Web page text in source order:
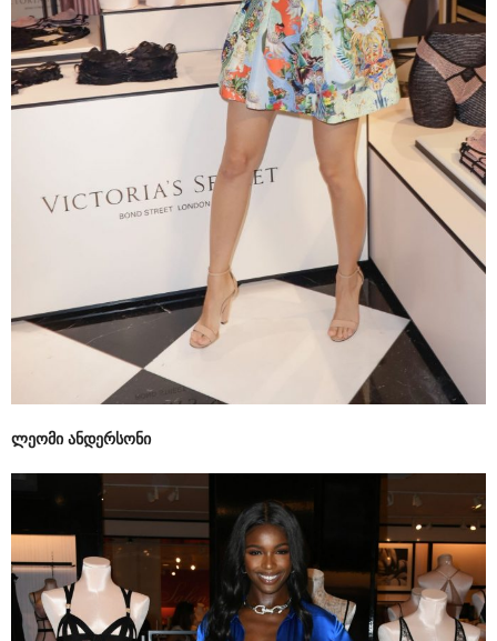
ლეომი ანდერსონი